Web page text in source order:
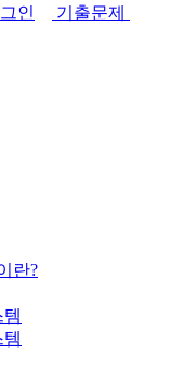
인 기출문제
란?